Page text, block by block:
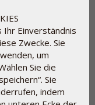
Ihr Einverständnis
Zwecke. Sie
um
Sie die
Sie
indem